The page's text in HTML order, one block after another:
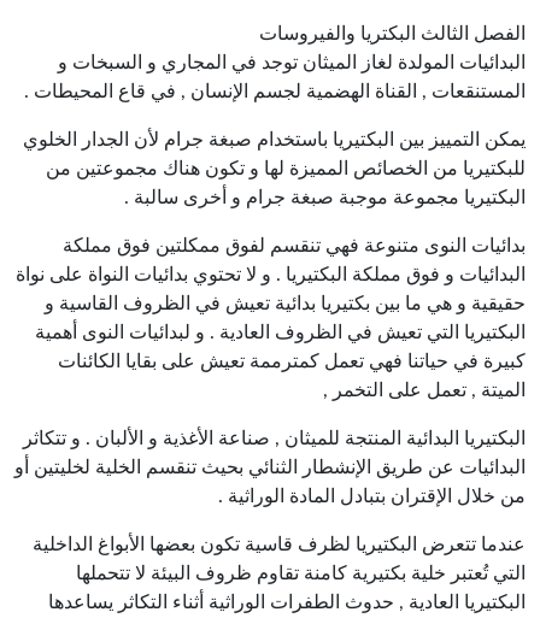
الفصل الثالث البكتريا والفيروسات
البدائيات المولدة لغاز الميثان توجد في المجاري و السبخات و
المستنقعات , القناة الهضمية لجسم الإنسان , في قاع المحيطات .
يمكن التمييز بين البكتيريا باستخدام صبغة جرام لأن الجدار الخلوي
للبكتيريا من الخصائص المميزة لها و تكون هناك مجموعتين من
البكتيريا مجموعة موجبة صبغة جرام و أخرى سالبة .
بدائيات النوى متنوعة فهي تنقسم لفوق ممكلتين فوق مملكة
البدائيات و فوق مملكة البكتيريا . و لا تحتوي بدائيات النواة على نواة
حقيقية و هي ما بين بكتيريا بدائية تعيش في الظروف القاسية و
البكتيريا التي تعيش في الظروف العادية . و لبدائيات النوى أهمية
كبيرة في حياتنا فهي تعمل كمترممة تعيش على بقايا الكائنات
الميتة , تعمل على التخمر ,
البكتيريا البدائية المنتجة للميثان , صناعة الأغذية و الألبان . و تتكاثر
البدائيات عن طريق الإنشطار الثنائي بحيث تنقسم الخلية لخليتين أو
من خلال الإقتران بتبادل المادة الوراثية .
عندما تتعرض البكتيريا لظرف قاسية تكون بعضها الأبواغ الداخلية
التي تُعتبر خلية بكتيرية كامنة تقاوم ظروف البيئة لا تتحملها
البكتيريا العادية , حدوث الطفرات الوراثية أثناء التكاثر يساعدها